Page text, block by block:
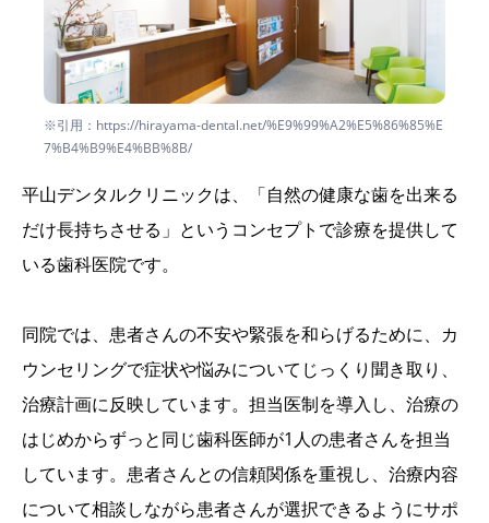
※引用：https://hirayama-dental.net/%E9%99%A2%E5%86%85%E
7%B4%B9%E4%BB%8B/
平山デンタルクリニックは、「自然の健康な歯を出来る
だけ長持ちさせる」というコンセプトで診療を提供して
いる歯科医院です。
同院では、患者さんの不安や緊張を和らげるために、カ
ウンセリングで症状や悩みについてじっくり聞き取り、
治療計画に反映しています。担当医制を導入し、治療の
はじめからずっと同じ歯科医師が1人の患者さんを担当
しています。患者さんとの信頼関係を重視し、治療内容
について相談しながら患者さんが選択できるようにサポ